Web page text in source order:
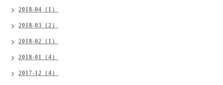
2018-04（1）
2018-03（2）
2018-02（1）
2018-01（4）
2017-12（4）